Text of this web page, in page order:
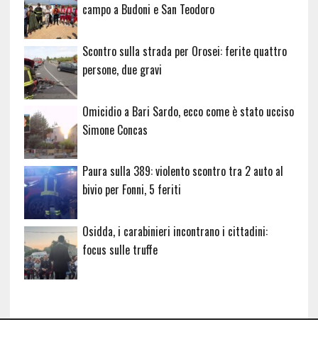
campo a Budoni e San Teodoro
Scontro sulla strada per Orosei: ferite quattro
persone, due gravi
Omicidio a Bari Sardo, ecco come è stato ucciso
Simone Concas
Paura sulla 389: violento scontro tra 2 auto al
bivio per Fonni, 5 feriti
Osidda, i carabinieri incontrano i cittadini:
focus sulle truffe